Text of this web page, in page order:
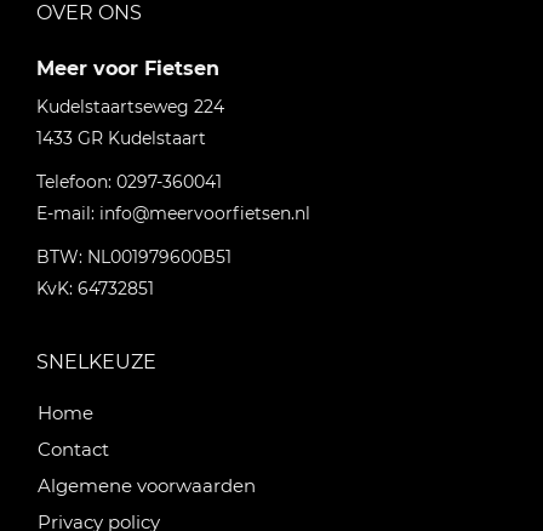
OVER ONS
Meer voor Fietsen
Kudelstaartseweg 224
1433 GR Kudelstaart
Telefoon: 0297-360041
E-mail: info@meervoorfietsen.nl
BTW: NL001979600B51
KvK: 64732851
SNELKEUZE
Home
Contact
Algemene voorwaarden
Privacy policy